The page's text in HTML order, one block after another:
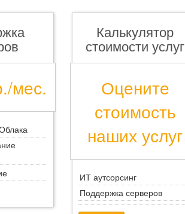
мес.
Калькулятор
стоимости услуг
Оцените
стоимость
наших услуг
ИТ аутсорсинг
Поддержка серверов